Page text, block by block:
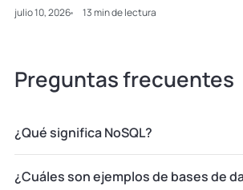
julio 10, 2026 13 min de lectura
Preguntas frecuentes
¿Qué significa NoSQL?
¿Cuáles son ejemplos de bases de